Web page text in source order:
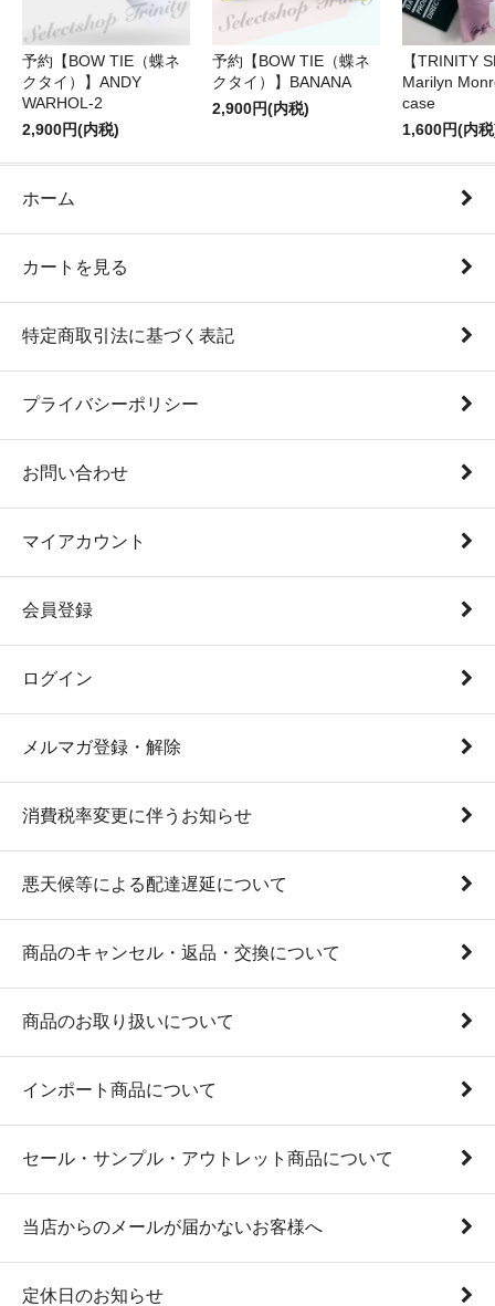
予約【BOW TIE（蝶ネ
クタイ）】ANDY
WARHOL-2
2,900円(内税)
予約【BOW TIE（蝶ネ
クタイ）】BANANA
2,900円(内税)
【TRINITY
Marilyn
case
1,600円(内
ホーム
カートを見る
特定商取引法に基づく表記
プライバシーポリシー
お問い合わせ
マイアカウント
会員登録
ログイン
メルマガ登録・解除
消費税率変更に伴うお知らせ
悪天候等による配達遅延について
商品のキャンセル・返品・交換について
商品のお取り扱いについて
インポート商品について
セール・サンプル・アウトレット商品について
当店からのメールが届かないお客様へ
定休日のお知らせ